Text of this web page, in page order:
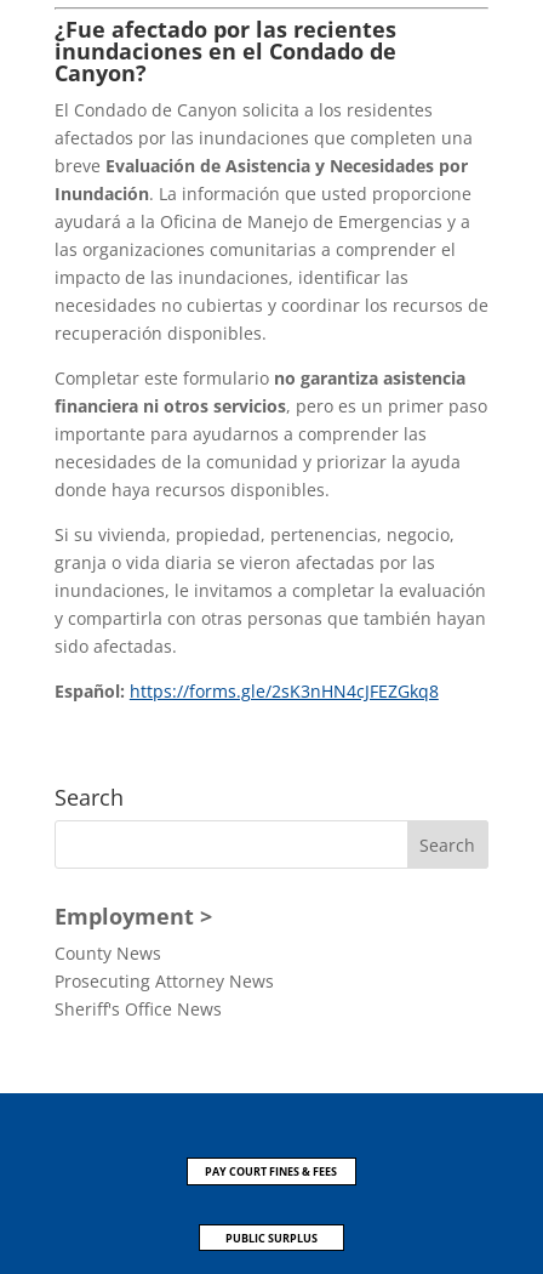
¿Fue afectado por las recientes
inundaciones en el Condado de
Canyon?
El Condado de Canyon solicita a los residentes
afectados por las inundaciones que completen una
breve Evaluación de Asistencia y Necesidades por
Inundación. La información que usted proporcione
ayudará a la Oficina de Manejo de Emergencias y a
las organizaciones comunitarias a comprender el
impacto de las inundaciones, identificar las
necesidades no cubiertas y coordinar los recursos de
recuperación disponibles.
Completar este formulario no garantiza asistencia
financiera ni otros servicios, pero es un primer paso
importante para ayudarnos a comprender las
necesidades de la comunidad y priorizar la ayuda
donde haya recursos disponibles.
Si su vivienda, propiedad, pertenencias, negocio,
granja o vida diaria se vieron afectadas por las
inundaciones, le invitamos a completar la evaluación
y compartirla con otras personas que también hayan
sido afectadas.
Español: https://forms.gle/2sK3nHN4cJFEZGkq8
Search
Employment >
County News
Prosecuting Attorney News
Sheriff's Office News
PAY COURT FINES & FEES
PUBLIC SURPLUS